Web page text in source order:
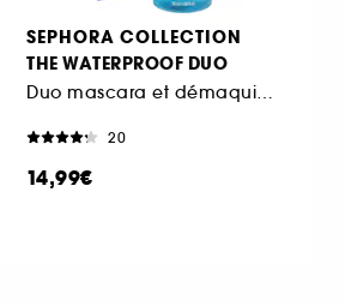
SEPHORA COLLECTION
THE WATERPROOF DUO
20
14,99€